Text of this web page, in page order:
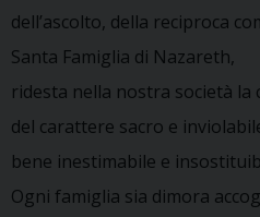
dell’ascolto, della reciproca
Santa Famiglia di Nazareth,
ridesta nella nostra società la
del carattere sacro e
bene inestimabile e
Ogni famiglia sia dimora